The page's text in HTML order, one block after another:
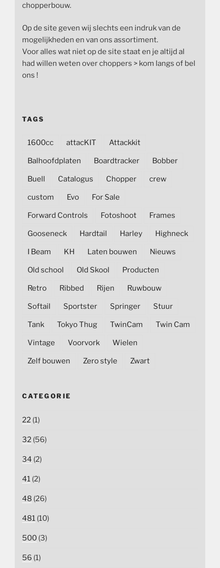
chopperbouw.
Op de site geven wij slechts een indruk van de
mogelijkheden en van ons assortiment.
Voor alles wat niet op de site staat en je altijd al
had willen weten over choppers > kom langs of bel
ons !
TAGS
1600cc attacKIT Attackkit
Balhoofdplaten Boardtracker Bobber
Buell Catalogus Chopper crew
custom Evo For Sale
Forward Controls Fotoshoot Frames
Gooseneck Hardtail Harley Highneck
I Beam KH Laten bouwen Nieuws
Old school Old Skool Producten
Retro Ribbed Rijen Ruwbouw
Softail Sportster Springer Stuur
Tank Tokyo Thug TwinCam Twin Cam
Vintage Voorvork Wielen
Zelf bouwen Zero style Zwart
CATEGORIE
22 (1)
32 (56)
34 (2)
41 (2)
48 (26)
481 (10)
500 (3)
56 (1)